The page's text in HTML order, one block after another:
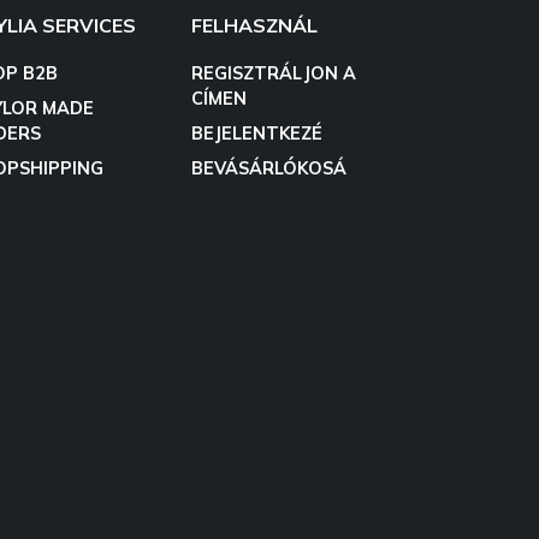
SERVICES
B2B
MADE
FELHASZNÁL
REGISZTRÁLJON A
CÍMEN
BEJELENTKEZÉ
BEVÁSÁRLÓKOSÁ